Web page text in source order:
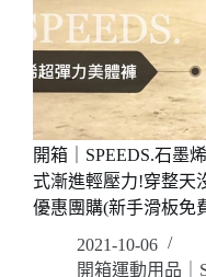
三
件
(天
寶
寶
藍
色)
開箱｜SPEEDS.⽯墨
式漸進輕壓力!穿整天
優惠團購(新手滑板免
2021-10-06
開箱運動用品｜